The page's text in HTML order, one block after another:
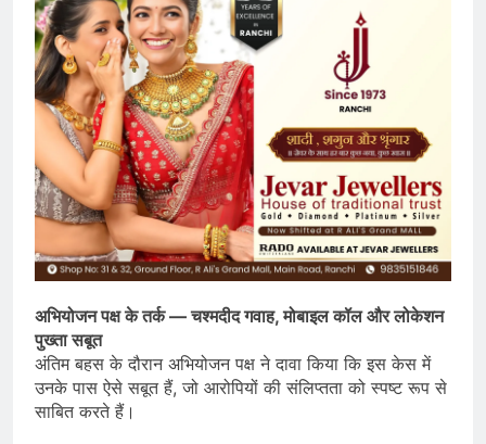
अभियोजन पक्ष के तर्क — चश्मदीद गवाह, मोबाइल कॉल और लोकेशन
पुख्ता सबूत
अंतिम बहस के दौरान अभियोजन पक्ष ने दावा किया कि इस केस में
उनके पास ऐसे सबूत हैं, जो आरोपियों की संलिप्तता को स्पष्ट रूप से
साबित करते हैं।